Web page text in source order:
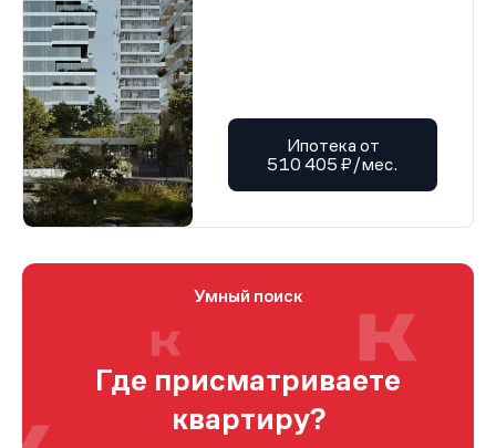
Ипотека от
510 405 ₽/мес.
Умный поиск
Где присматриваете
квартиру?